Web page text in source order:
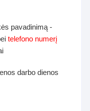
pavadinimą -
telefono numerį
darbo dienos